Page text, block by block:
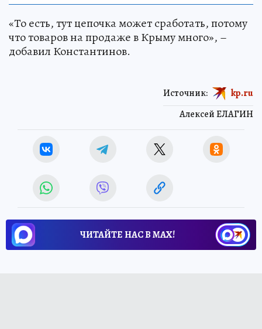
«То есть, тут цепочка может сработать, потому
что товаров на продаже в Крыму много», –
добавил Константинов.
Алексей ЕЛАГИН
Источник: kp.ru
ЧИТАЙТЕ НАС В МАХ!